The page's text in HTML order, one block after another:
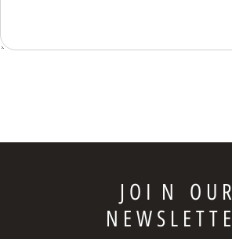
J O I N O U R
N E W S L E T T